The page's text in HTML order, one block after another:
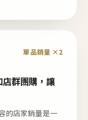
單品銷量 ×2
群團購，讓
的店家銷量是一